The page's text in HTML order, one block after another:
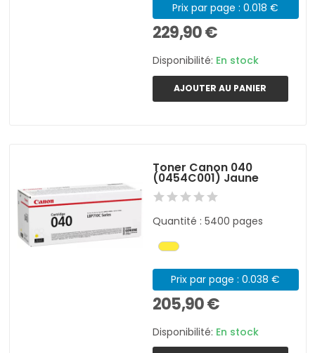
Prix par page : 0.018 €
229,90 €
Disponibilité: En stock
AJOUTER AU PANIER
Toner Canon 040
(0454C001) Jaune
Quantité : 5400 pages
Prix par page : 0.038 €
205,90 €
Disponibilité: En stock